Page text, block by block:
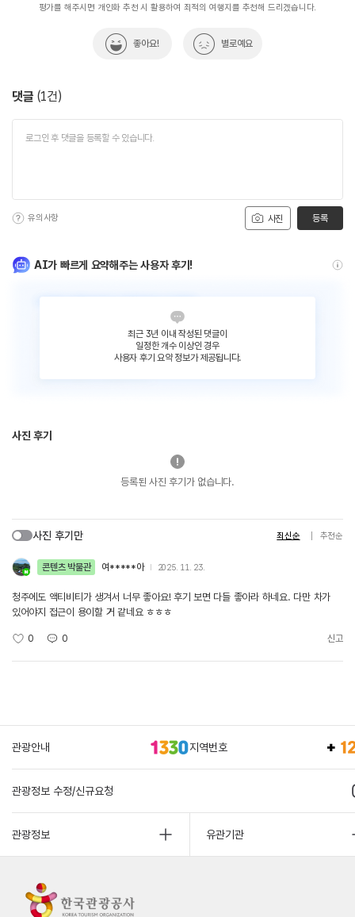
평가를 해주시면 개인화 추천 시 활용하여 최적의 여행지를 추천해 드리겠습니다.
좋아요! 별로예요
댓글 (1건)
사진
유의사항 등록
AI가 빠르게 요약해주는 사용자 후기!
최근 3년 이내 작성된 댓글이
일정한 개수 이상인 경우
사용자 후기 요약 정보가 제공됩니다.
사진 후기
등록된 사진 후기가 없습니다.
사진 후기만 최신순 추천순
콘텐츠 박물관 여*****아 2025. 11. 23.
청주에도 액티비티가 생겨서 너무 좋아요! 후기 보면 다들 좋아라 하네요. 다만 차가
있어야지 접근이 용이할 거 같네요 ㅎㅎㅎ
0 0 신고
관광안내 지역번호
관광정보 수정/신규요청
관광정보 유관기관